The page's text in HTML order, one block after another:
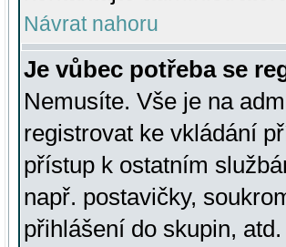
Návrat nahoru
Je vůbec potřeba se
Nemusíte. Vše je na
registrovat ke vkládání
přístup k ostatním
např. postavičky,
přihlášení do skupin,